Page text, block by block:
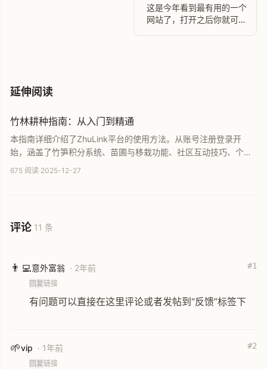
这是今年看到最有用的一个
网站了，打开之后你就可以
延伸阅读
竹林耕种指南：从入门到精通
本指南详细介绍了ZhuLink平台的使用方法。从账号注册登录开
始，涵盖了竹笋积分系统、苗圃与移栽功能、社区互动技巧、个人
主页管理以及Markdown排版建议。无论你是初学者还是资深用
675 阅读·2025-12-27
评论 11 条
👨‍💻意外富翁 · 2年前 #1
回复链接
有问题可以直接在这里评论或者发帖到“反馈”标签下
🌱vip · 1年前 #2
回复链接